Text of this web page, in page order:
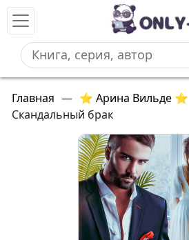
Главная — ⭐ Арина Вильде ⭐
Скандальный брак